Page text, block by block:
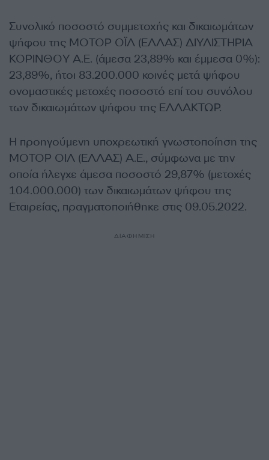
Συνολικό ποσοστό συμμετοχής και δικαιωμάτων
ψήφου της ΜΟΤΟΡ ΟΪΛ (ΕΛΛΑΣ) ΔΙΥΛΙΣΤΗΡΙΑ
ΚΟΡΙΝΘΟΥ Α.Ε. (άμεσα 23,89% και έμμεσα 0%):
23,89%, ήτοι 83.200.000 κοινές μετά ψήφου
ονομαστικές μετοχές ποσοστό επί του συνόλου
των δικαιωμάτων ψήφου της ΕΛΛΑΚΤΩΡ.
Η προηγούμενη υποχρεωτική γνωστοποίηση της
ΜΟΤΟΡ ΟΙΛ (ΕΛΛΑΣ) Α.Ε., σύμφωνα με την
οποία ήλεγχε άμεσα ποσοστό 29,87% (μετοχές
104.000.000) των δικαιωμάτων ψήφου της
Εταιρείας, πραγματοποιήθηκε στις 09.05.2022.
ΔΙΑΦΗΜΙΣΗ